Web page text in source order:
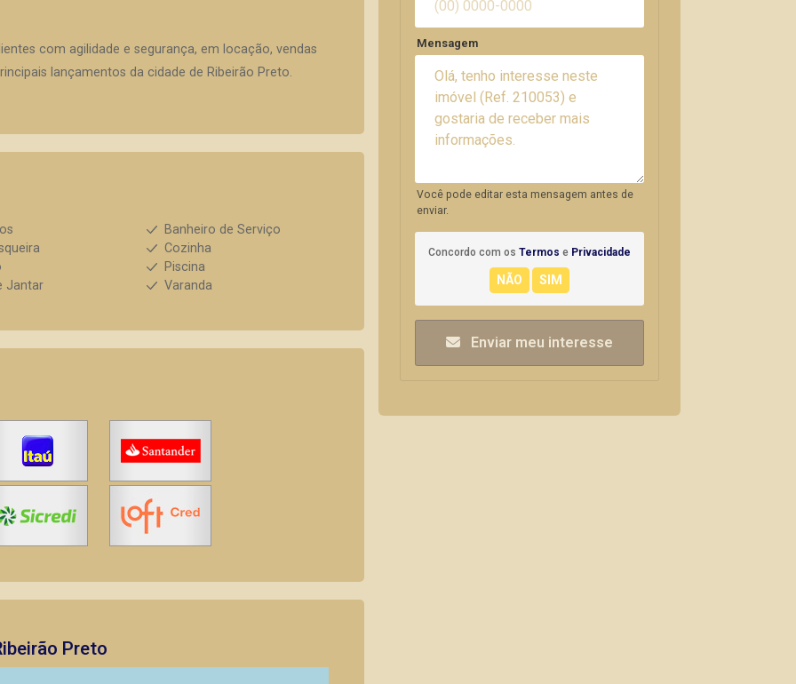
com agilidade e segurança, em locação, vendas
lançamentos da cidade de Ribeirão Preto.
Banheiro de Serviço
Cozinha
Piscina
Jantar
Varanda
Preto
Mensagem
Você pode editar esta mensagem antes de
enviar.
Concordo com os Termos e Privacidade
Enviar meu interesse